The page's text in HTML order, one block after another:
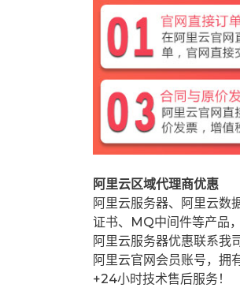
阿里云区域代理商优惠
阿里云服务器、阿里云数
证书、MQ中间件等产品
阿里云服务器优惠联系我
阿里云官网会员账号，拥
+24小时技术售后服务！